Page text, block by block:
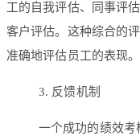
工的自我评估、同事评
客户评估。这种综合的
准确地评估员工的表现。
3. 反馈机制
一个成功的绩效考